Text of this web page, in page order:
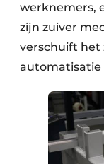
werknemers,
zijn zuiver
verschuift
automatisatie